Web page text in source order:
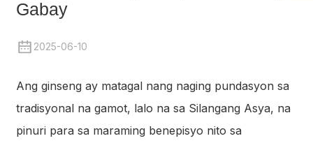
Gabay
2025-06-10
Ang ginseng ay matagal nang naging pundasyon sa
tradisyonal na gamot, lalo na sa Silangang Asya, na
pinuri para sa maraming benepisyo nito sa